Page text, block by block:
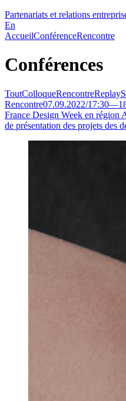
Partenariats et relations
En
AccueilConférenceRencontre
Conférences
ToutColloqueRencontreReplay
Rencontre07.09.2022/17:30—
France Design Week en région
de présentation des projets des